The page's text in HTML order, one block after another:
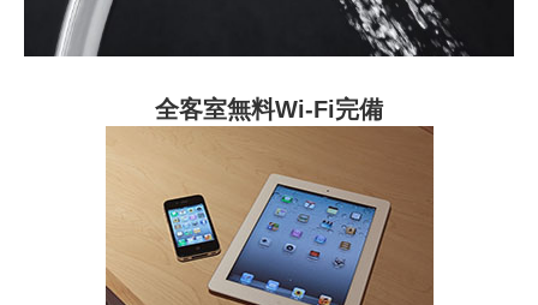
全客室無料Wi-Fi完備